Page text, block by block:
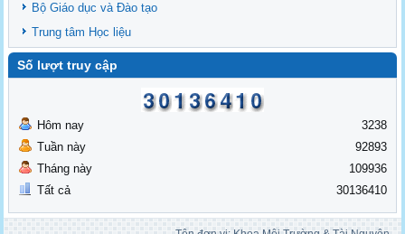
Bộ Giáo dục và Đào tạo
Trung tâm Học liệu
Số lượt truy cập
Hôm nay
Tuần này
Tháng này
Tất cả
3238
92893
109936
30136410